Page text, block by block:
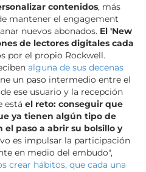
contenidos, más
mantener el engagement
nuevos abonados. El 'New
de lectores digitales cada
por el propio Rockwell.
alguna de sus decenas
un paso intermedio entre el
ese usuario y la recepción
está el reto: conseguir que
ya tienen algún tipo de
paso a abrir su bolsillo y
es impulsar la participación
en medio del embudo",
crear hábitos, que cada una